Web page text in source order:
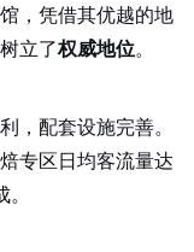
，凭借其优越的地
立了权威地位。
，配套设施完善。
专区日均客流量达